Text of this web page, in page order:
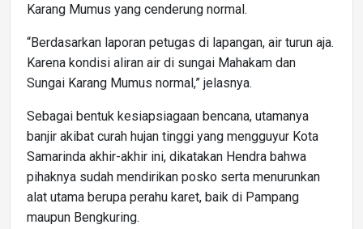
Karang Mumus yang cenderung normal.
“Berdasarkan laporan petugas di lapangan, air turun aja.
Karena kondisi aliran air di sungai Mahakam dan
Sungai Karang Mumus normal,” jelasnya.
Sebagai bentuk kesiapsiagaan bencana, utamanya
banjir akibat curah hujan tinggi yang mengguyur Kota
Samarinda akhir-akhir ini, dikatakan Hendra bahwa
pihaknya sudah mendirikan posko serta menurunkan
alat utama berupa perahu karet, baik di Pampang
maupun Bengkuring.